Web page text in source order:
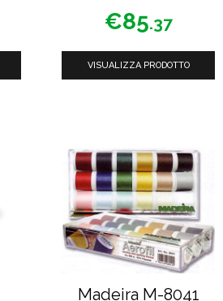
s
u
€85.37
VISUALIZZA PRODOTTO
Madeira M-8041